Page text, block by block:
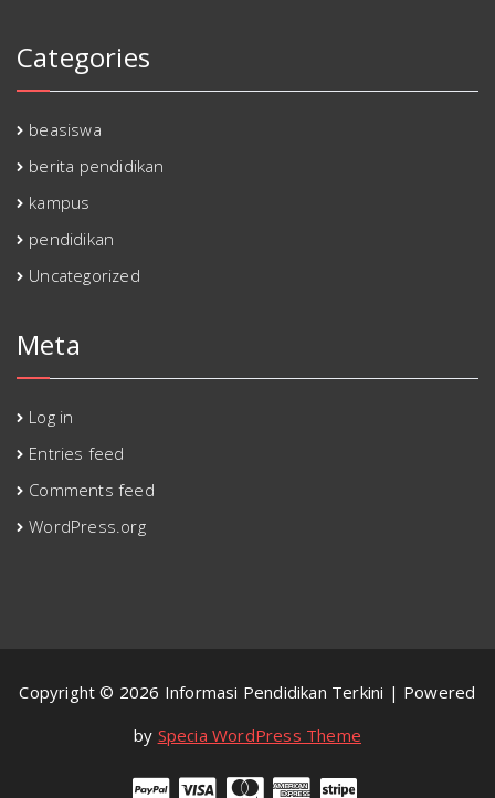
Categories
beasiswa
berita pendidikan
kampus
pendidikan
Uncategorized
Meta
Log in
Entries feed
Comments feed
WordPress.org
Copyright © 2026 Informasi Pendidikan Terkini | Powered
by Specia WordPress Theme